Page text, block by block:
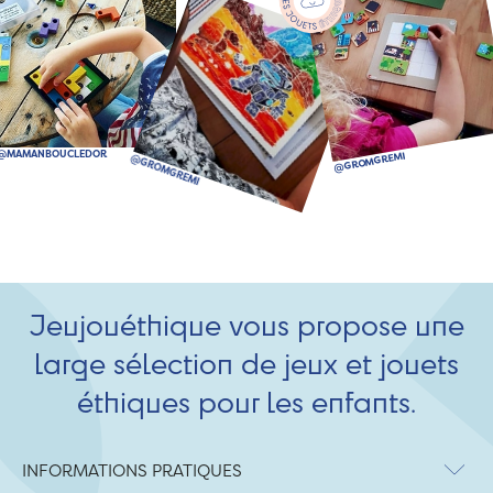
Jeujouéthique vous propose une
large sélection de jeux et jouets
éthiques pour les enfants.
INFORMATIONS PRATIQUES